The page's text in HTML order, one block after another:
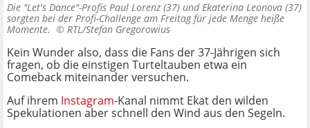
Die "Let's Dance"-Profis Paul Lorenz (37) und Ekaterina Leonova (37)
sorgten bei der Profi-Challenge am Freitag für jede Menge heiße
Momente. © RTL/Stefan Gregorowius
Kein Wunder also, dass die Fans der 37-Jährigen sich
fragen, ob die einstigen Turteltauben etwa ein
Comeback miteinander versuchen.
Auf ihrem Instagram-Kanal nimmt Ekat den wilden
Spekulationen aber schnell den Wind aus den Segeln.